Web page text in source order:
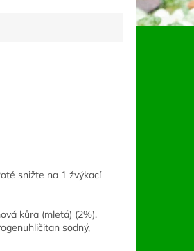
snižte na 1 žvýkací
kůra (mletá) (2%),
sodný,